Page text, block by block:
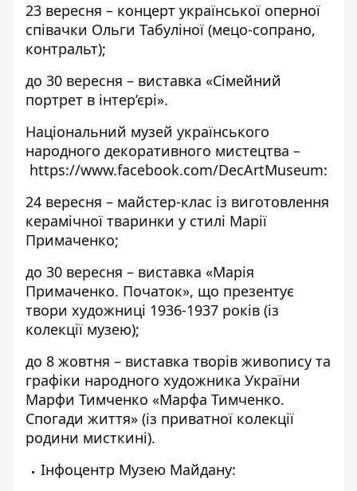
23 вересня – концерт української оперної
співачки Ольги Табуліної (мецо-сопрано,
контральт);
до 30 вересня – виставка «Сімейний
портрет в інтер’єрі».
Національний музей українського
народного декоративного мистецтва –
https://www.facebook.com/DecArtMuseum:
24 вересня – майстер-клас із виготовлення
керамічної тваринки у стилі Марії
Примаченко;
до 30 вересня – виставка «Марія
Примаченко. Початок», що презентує
твори художниці 1936-1937 років (із
колекції музею);
до 8 жовтня – виставка творів живопису та
графіки народного художника України
Марфи Тимченко «Марфа Тимченко.
Спогади життя» (із приватної колекції
родини мисткині).
Інфоцентр Музею Майдану: